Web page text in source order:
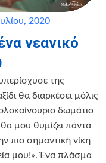
2020
νεανικό
της
θα διαρκέσει μόλις
δωμάτιο
μου θυμίζει πάντα
πιο σημαντική νίκη
μου!». Ένα πλάσμα